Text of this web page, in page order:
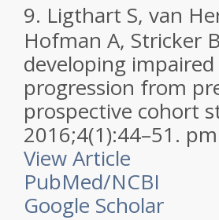
9. Ligthart S, van
Hofman A, Stricker
developing
progression from
prospective cohort
2016;4(1):44–51.
View Article
PubMed/NCBI
Google Scholar